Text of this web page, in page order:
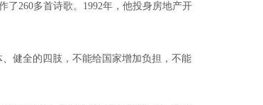
了260多首诗歌。1992年，他投身房地产开
健全的四肢，不能给国家增加负担，不能